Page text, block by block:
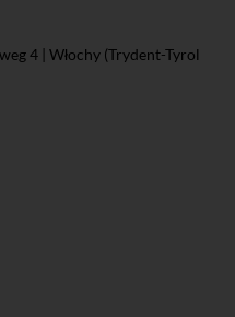
4 | Włochy (Trydent-Tyrol